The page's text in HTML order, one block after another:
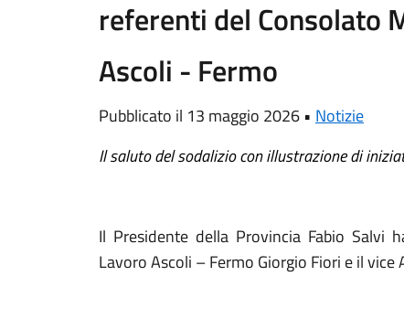
referenti del Consolato
Ascoli - Fermo
Pubblicato il 13 maggio 2026 • Notizie
Il saluto del sodalizio con illustrazione di
Il Presidente della Provincia Fabio Salvi
Lavoro Ascoli – Fermo Giorgio Fiori e il vice